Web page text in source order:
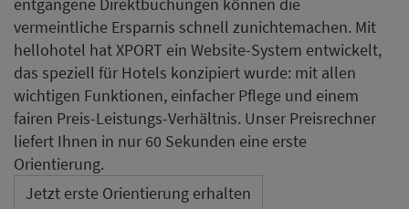
entgangene Direktbuchungen können die
vermeintliche Ersparnis schnell zunichtemachen. Mit
hellohotel hat XPORT ein Website-System entwickelt,
das speziell für Hotels konzipiert wurde: mit allen
wichtigen Funktionen, einfacher Pflege und einem
fairen Preis-Leistungs-Verhältnis. Unser Preisrechner
liefert Ihnen in nur 60 Sekunden eine erste
Orientierung.
Jetzt erste Orientierung erhalten